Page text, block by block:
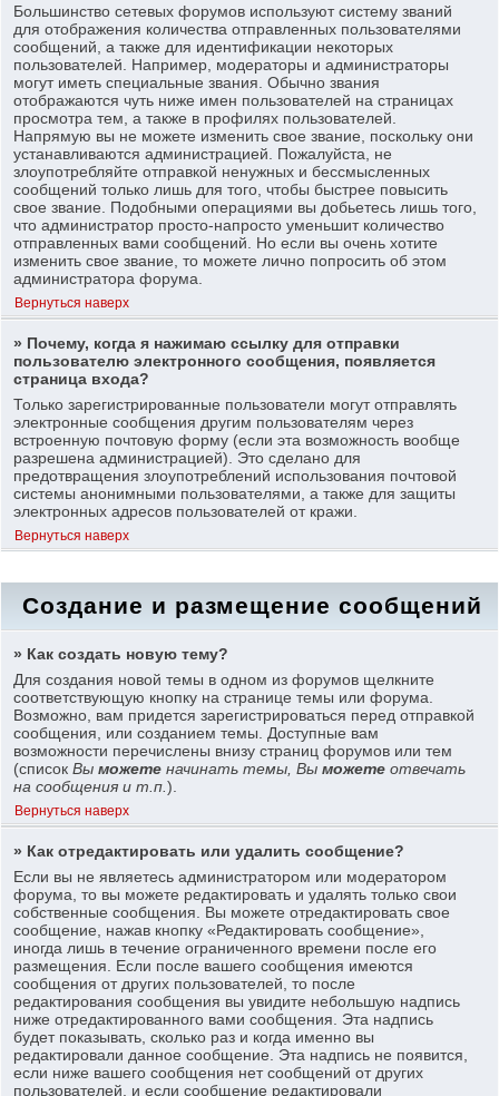
Большинство сетевых форумов используют систему званий
для отображения количества отправленных пользователями
сообщений, а также для идентификации некоторых
пользователей. Например, модераторы и администраторы
могут иметь специальные звания. Обычно звания
отображаются чуть ниже имен пользователей на страницах
просмотра тем, а также в профилях пользователей.
Напрямую вы не можете изменить свое звание, поскольку они
устанавливаются администрацией. Пожалуйста, не
злоупотребляйте отправкой ненужных и бессмысленных
сообщений только лишь для того, чтобы быстрее повысить
свое звание. Подобными операциями вы добьетесь лишь того,
что администратор просто-напросто уменьшит количество
отправленных вами сообщений. Но если вы очень хотите
изменить свое звание, то можете лично попросить об этом
администратора форума.
Вернуться наверх
» Почему, когда я нажимаю ссылку для отправки
пользователю электронного сообщения, появляется
страница входа?
Только зарегистрированные пользователи могут отправлять
электронные сообщения другим пользователям через
встроенную почтовую форму (если эта возможность вообще
разрешена администрацией). Это сделано для
предотвращения злоупотреблений использования почтовой
системы анонимными пользователями, а также для защиты
электронных адресов пользователей от кражи.
Вернуться наверх
Создание и размещение сообщений
» Как создать новую тему?
Для создания новой темы в одном из форумов щелкните
соответствующую кнопку на странице темы или форума.
Возможно, вам придется зарегистрироваться перед отправкой
сообщения, или созданием темы. Доступные вам
возможности перечислены внизу страниц форумов или тем
(списокВыможете начинать темы, Выможете отвечать
на сообщения и т.п.).
Вернуться наверх
» Как отредактировать или удалить сообщение?
Если вы не являетесь администратором или модератором
форума, то вы можете редактировать и удалять только свои
собственные сообщения. Вы можете отредактировать свое
сообщение, нажав кнопку «Редактировать сообщение»,
иногда лишь в течение ограниченного времени после его
размещения. Если после вашего сообщения имеются
сообщения от других пользователей, то после
редактирования сообщения вы увидите небольшую надпись
ниже отредактированного вами сообщения. Эта надпись
будет показывать, сколько раз и когда именно вы
редактировали данное сообщение. Эта надпись не появится,
если ниже вашего сообщения нет сообщений от других
пользователей, и если сообщение редактировали